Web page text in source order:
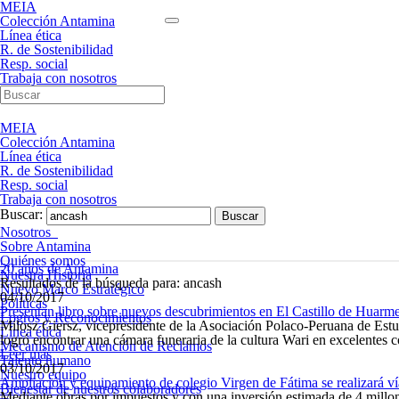
MEIA
Colección Antamina
Línea ética
R. de Sostenibilidad
Resp. social
Trabaja con nosotros
MEIA
Colección Antamina
Línea ética
R. de Sostenibilidad
Resp. social
Trabaja con nosotros
Buscar:
Nosotros
Sobre Antamina
Quiénes somos
Nuestra Historia
Nuevo Marco Estratégico
Políticas
Logros y Reconocimientos
Línea ética
Mecanismo de Atención de Reclamos
Talento humano
Nuestro equipo
Bienestar de nuestros colaboradores
20 años de Antamina
Resultados de la búsqueda para: ancash
04/10/2017
Presentan libro sobre nuevos descubrimientos en El Castillo de
Milosz Giersz, vicepresidente de la Asociación Polaco-Peruana de
logró encontrar una cámara funeraria de la cultura Wari en excelentes
Leer más
03/10/2017
Ampliación y equipamiento de colegio Virgen de Fátima se realizará